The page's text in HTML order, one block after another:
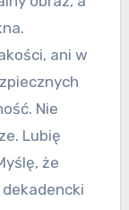
ani w
Nie
Lubię
że